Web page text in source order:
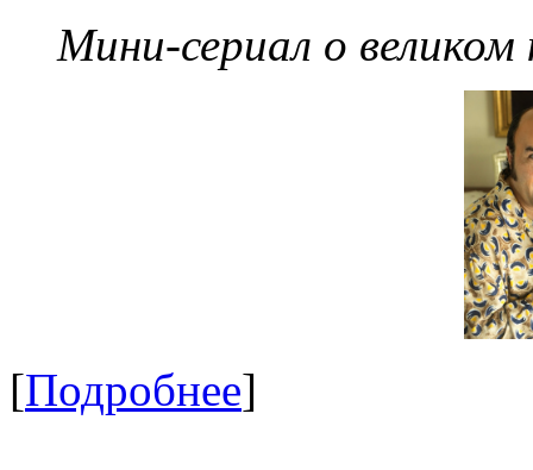
Мини-сериал о великом
[Подробнее]